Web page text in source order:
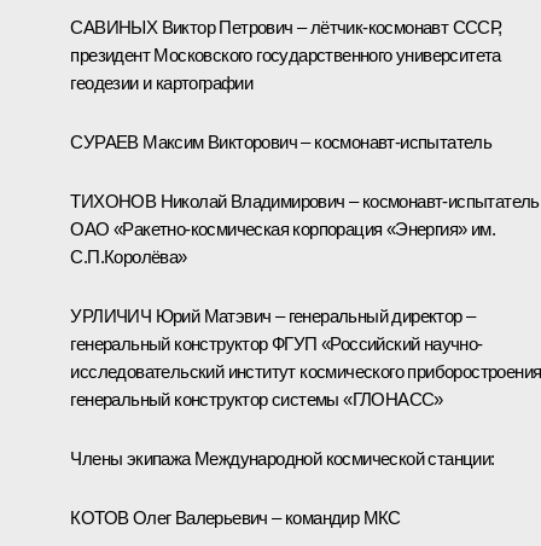
САВИНЫХ Виктор Петрович – лётчик-космонавт СССР,
президент Московского государственного университета
геодезии и картографии
СУРАЕВ Максим Викторович – космонавт-испытатель
ТИХОНОВ Николай Владимирович – космонавт-испытатель
ОАО «Ракетно-космическая корпорация «Энергия» им.
С.П.Королёва»
УРЛИЧИЧ Юрий Матэвич – генеральный директор –
генеральный конструктор ФГУП «Российский научно-
исследовательский институт космического
генеральный конструктор системы «ГЛОНАСС»
Члены экипажа Международной космической станции:
КОТОВ Олег Валерьевич – командир МКС